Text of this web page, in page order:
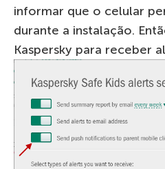
informar que o celular
durante a instalação.
Kaspersky para receber